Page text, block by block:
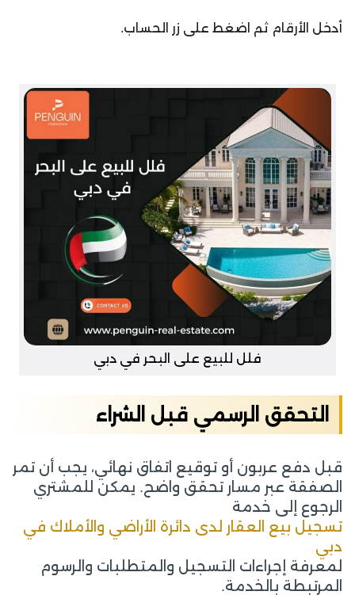
أدخل الأرقام ثم اضغط على زر الحساب.
فلل للبيع على البحر في دبي
التحقق الرسمي قبل الشراء
قبل دفع عربون أو توقيع اتفاق نهائي، يجب أن تمر
الصفقة عبر مسار تحقق واضح. يمكن للمشتري
الرجوع إلى خدمة
تسجيل بيع العقار لدى دائرة الأراضي والأملاك في
دبي
لمعرفة إجراءات التسجيل والمتطلبات والرسوم
المرتبطة بالخدمة.